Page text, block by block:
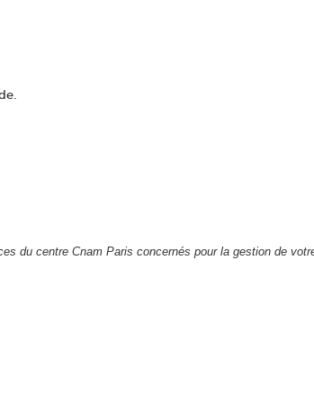
du centre Cnam Paris concernés pour la gestion de